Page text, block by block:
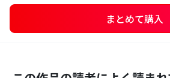
まとめて購入